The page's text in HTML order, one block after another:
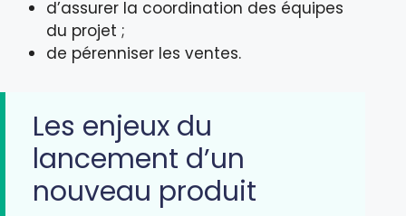
d’assurer la coordination des équipes
du projet ;
de pérenniser les ventes.
Les enjeux du
lancement d’un
nouveau produit